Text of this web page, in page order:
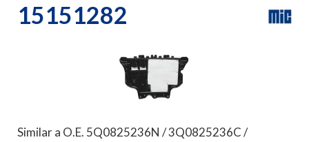
15151282
Similar a O.E. 5Q0825236N / 3Q0825236C /